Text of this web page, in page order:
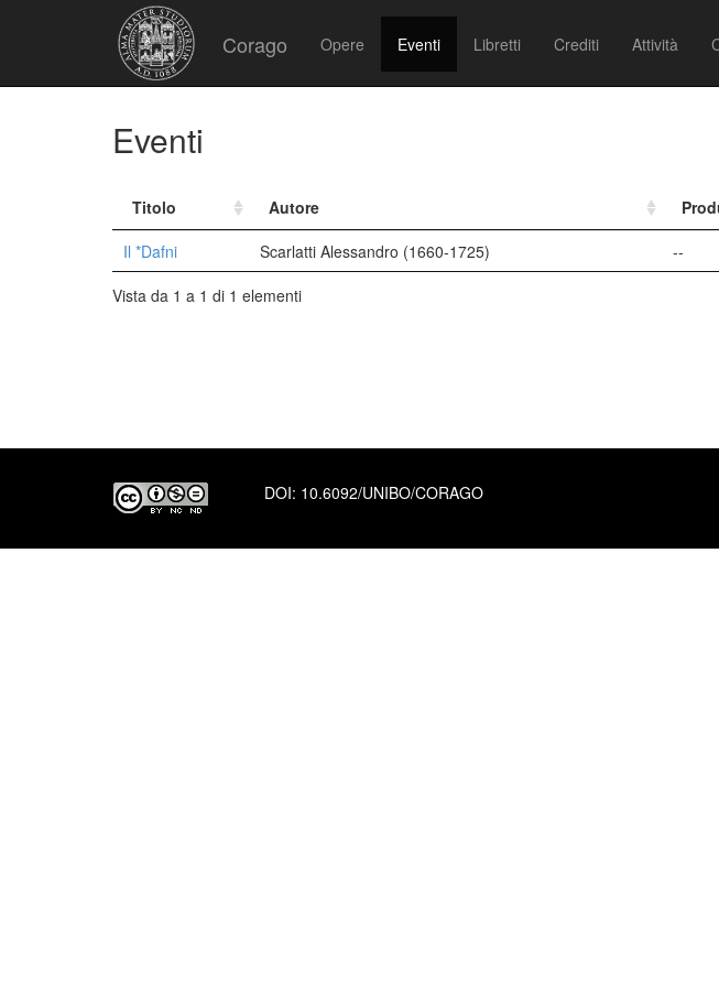
Corago Opere Eventi Libretti Crediti Attività
Eventi
Titolo Autore
Il *Dafni
Scarlatti Alessandro (1660-1725) --
Vista da 1 a 1 di 1 elementi
DOI: 10.6092/UNIBO/CORAGO